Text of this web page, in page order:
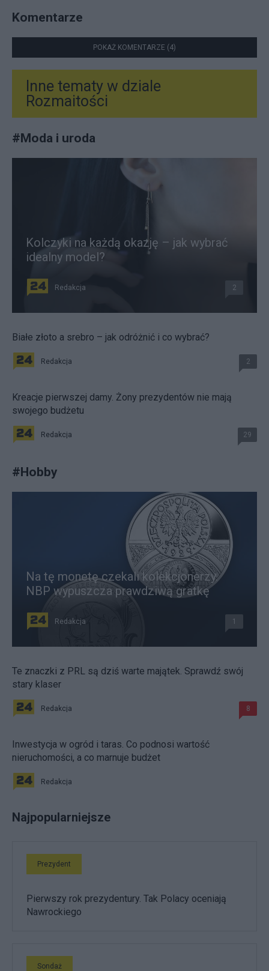
Komentarze
POKAŻ KOMENTARZE (4)
Inne tematy w dziale
Rozmaitości
#Moda i uroda
Kolczyki na każdą okazję – jak wybrać
idealny model?
Redakcja 2
Białe złoto a srebro – jak odróżnić i co wybrać?
Redakcja 2
Kreacje pierwszej damy. Żony prezydentów nie mają
swojego budżetu
Redakcja 29
#Hobby
Na tę monetę czekali kolekcjonerzy.
NBP wypuszcza prawdziwą gratkę
Redakcja 1
Te znaczki z PRL są dziś warte majątek. Sprawdź swój
stary klaser
Redakcja 8
Inwestycja w ogród i taras. Co podnosi wartość
nieruchomości, a co marnuje budżet
Redakcja
Najpopularniejsze
Prezydent
Pierwszy rok prezydentury. Tak Polacy oceniają
Nawrockiego
Sondaż